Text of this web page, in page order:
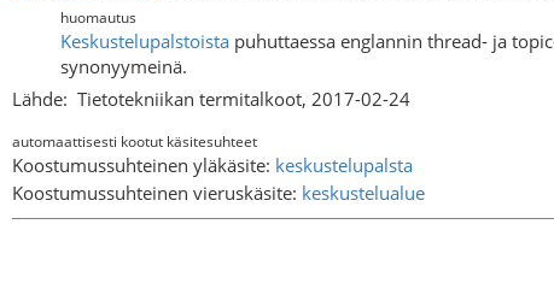
huomautus
Keskustelupalstoista puhuttaessa englannin thread- ja
synonyymeinä.
Lähde: Tietotekniikan termitalkoot, 2017-02-24
automaattisesti kootut käsitesuhteet
Koostumussuhteinen yläkäsite: keskustelupalsta
Koostumussuhteinen vieruskäsite: keskustelualue